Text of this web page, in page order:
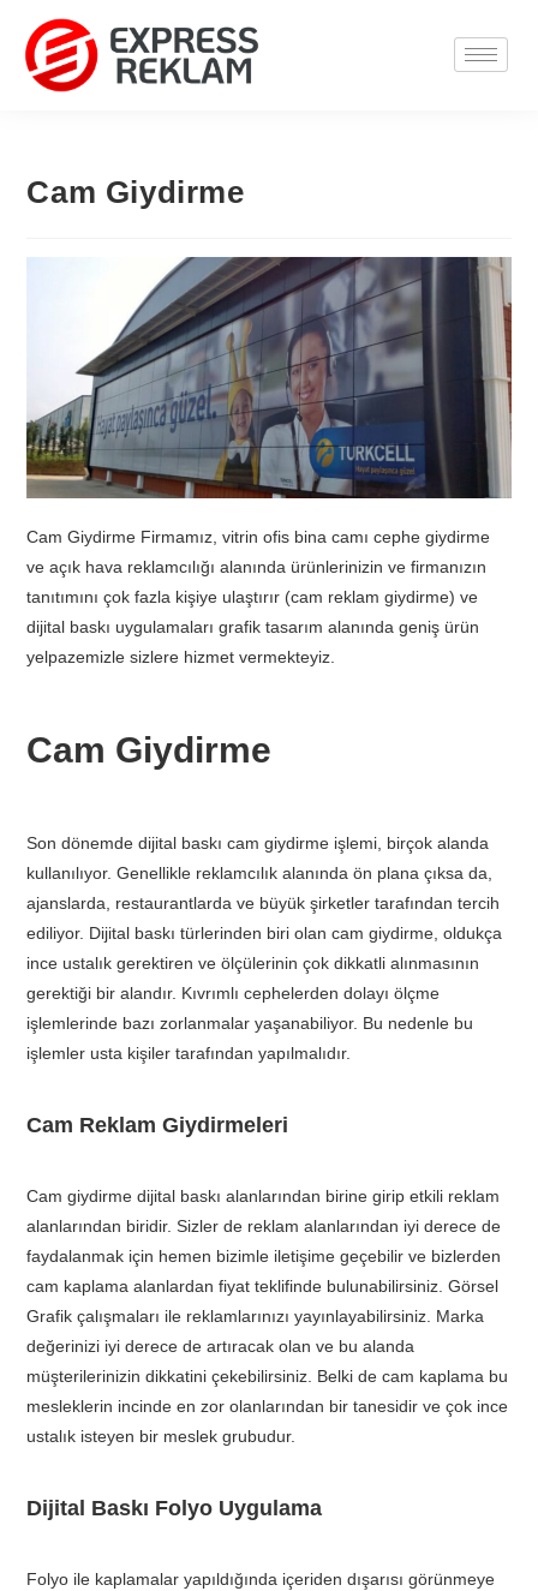
Cam Giydirme
Cam Giydirme Firmamız, vitrin ofis bina camı cephe giydirme
ve açık hava reklamcılığı alanında ürünlerinizin ve firmanızın
tanıtımını çok fazla kişiye ulaştırır (cam reklam giydirme) ve
dijital baskı uygulamaları grafik tasarım alanında geniş ürün
yelpazemizle sizlere hizmet vermekteyiz.
Cam Giydirme
Son dönemde dijital baskı cam giydirme işlemi, birçok alanda
kullanılıyor. Genellikle reklamcılık alanında ön plana çıksa da,
ajanslarda, restaurantlarda ve büyük şirketler tarafından tercih
ediliyor. Dijital baskı türlerinden biri olan cam giydirme, oldukça
ince ustalık gerektiren ve ölçülerinin çok dikkatli alınmasının
gerektiği bir alandır. Kıvrımlı cephelerden dolayı ölçme
işlemlerinde bazı zorlanmalar yaşanabiliyor. Bu nedenle bu
işlemler usta kişiler tarafından yapılmalıdır.
Cam Reklam Giydirmeleri
Cam giydirme dijital baskı alanlarından birine girip etkili reklam
alanlarından biridir. Sizler de reklam alanlarından iyi derece de
faydalanmak için hemen bizimle iletişime geçebilir ve bizlerden
cam kaplama alanlardan fiyat teklifinde bulunabilirsiniz. Görsel
Grafik çalışmaları ile reklamlarınızı yayınlayabilirsiniz. Marka
değerinizi iyi derece de artıracak olan ve bu alanda
müşterilerinizin dikkatini çekebilirsiniz. Belki de cam kaplama bu
mesleklerin incinde en zor olanlarından bir tanesidir ve çok ince
ustalık isteyen bir meslek grubudur.
Dijital Baskı Folyo Uygulama
Folyo ile kaplamalar yapıldığında içeriden dışarısı görünmeye